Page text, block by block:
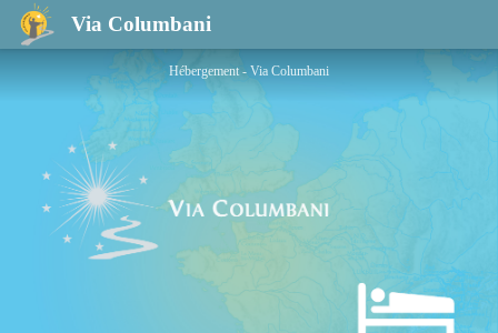
Via Columbani
Hôtel Le Minotel à Vitré
Hébergement - Via Columbani